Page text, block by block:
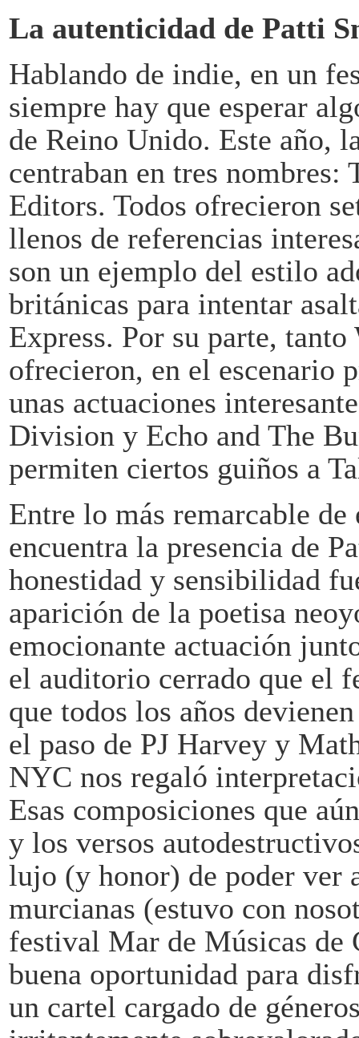
La autenticidad de Patti
Hablando de indie, en un
siempre hay que esperar
de Reino Unido. Este año,
centraban en tres
Editors. Todos ofrecieron
llenos de referencias
son un ejemplo del estilo
británicas para intentar
Express. Por su parte,
ofrecieron, en el escenario
unas actuaciones
Division y Echo and The
permiten ciertos guiños a
Entre lo más remarcable
encuentra la presencia de
honestidad y sensibilidad
aparición de la poetisa
emocionante actuación
el auditorio cerrado que el
que todos los años
el paso de PJ Harvey y
NYC nos regaló
Esas composiciones que
y los versos
lujo (y honor) de poder ver
murcianas (estuvo con
festival Mar de Músicas de
buena oportunidad para
un cartel cargado de